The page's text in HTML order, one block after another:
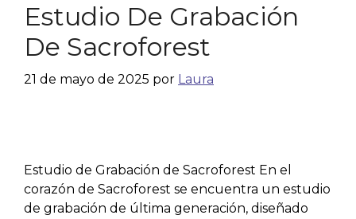
Estudio De Grabación
De Sacroforest
21 de mayo de 2025 por Laura
Estudio de Grabación de Sacroforest En el
corazón de Sacroforest se encuentra un estudio
de grabación de última generación, diseñado